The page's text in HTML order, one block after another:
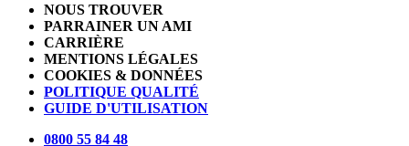
NOUS TROUVER
PARRAINER UN AMI
CARRIÈRE
MENTIONS LÉGALES
COOKIES & DONNÉES
POLITIQUE QUALITÉ
GUIDE D'UTILISATION
0800 55 84 48